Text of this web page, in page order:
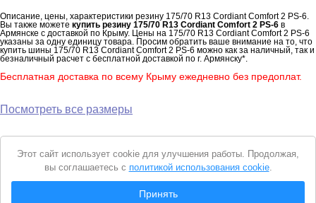
Описание, цены, характеристики резину 175/70 R13 Cordiant Comfort 2 PS-6.
Вы также можете купить резину 175/70 R13 Cordiant Comfort 2 PS-6 в
Армянске с доставкой по Крыму. Цены на 175/70 R13 Cordiant Comfort 2 PS-6
указаны за одну единицу товара. Просим обратить ваше внимание на то, что
купить шины 175/70 R13 Cordiant Comfort 2 PS-6 можно как за наличный, так и
безналичный расчет с бесплатной доставкой по г. Армянску*.
Бесплатная доставка по всему Крыму ежедневно без предоплат.
Посмотреть все размеры
Вся представленная на сайте информация носит справочный характер и не
Уведомление
cookie
Этот сайт использует cookie для улучшения работы. Продолжая,
вы соглашаетесь с политикой использования cookie.
Принять